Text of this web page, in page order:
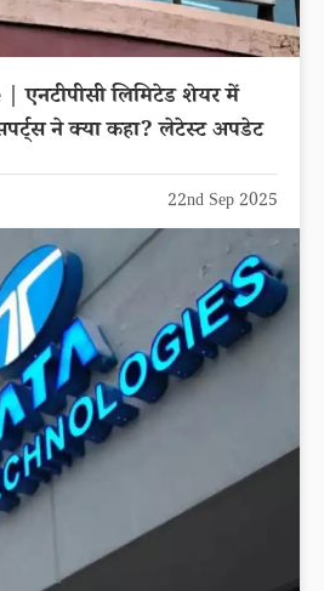
एनटीपीसी लिमिटेड शेयर में
ने क्या कहा? लेटेस्ट अपडेट
22nd Sep 2025